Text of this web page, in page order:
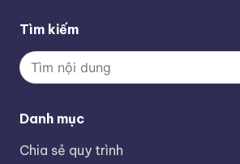
Tìm kiếm
Danh mục
Chia sẻ quy trình